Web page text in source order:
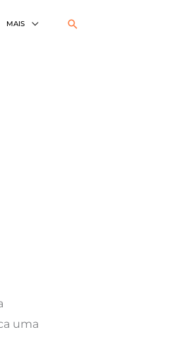
MAIS Pesquisar
uma